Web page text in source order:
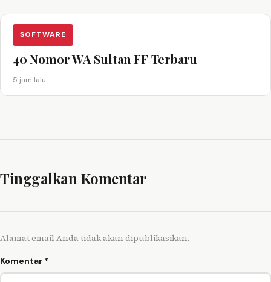
SOFTWARE
40 Nomor WA Sultan FF Terbaru
5 jam lalu
Tinggalkan Komentar
Alamat email Anda tidak akan dipublikasikan.
Komentar *